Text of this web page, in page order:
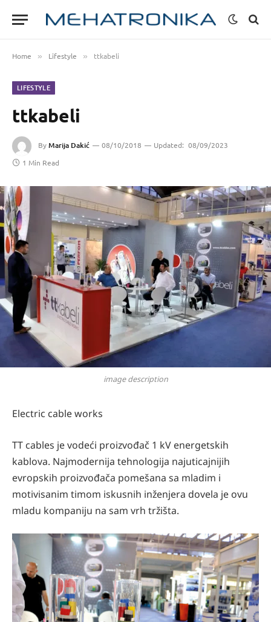
Home » Lifestyle » ttkabeli
LIFESTYLE
ttkabeli
ByMarija Dakić 08/10/2018 Updated: 08/09/2023
1 Min Read
image description
Electric cable works
TT cables je vodeći proizvođač 1 kV energetskih
kablova. Najmodernija tehnologija najuticajnijih
evropskih proizvođača pomešana sa mladim i
motivisanim timom iskusnih inženjera dovela je ovu
mladu kompaniju na sam vrh tržišta.